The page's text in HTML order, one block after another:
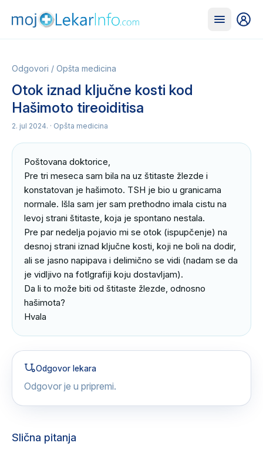
Odgovori / Opšta medicina
Otok iznad ključne kosti kod
Hašimoto tireoiditisa
2. jul 2024. · Opšta medicina
Poštovana doktorice,
Pre tri meseca sam bila na uz štitaste žlezde i
konstatovan je hašimoto. TSH je bio u granicama
normale. Išla sam jer sam prethodno imala cistu na
levoj strani štitaste, koja je spontano nestala.
Pre par nedelja pojavio mi se otok (ispupčenje) na
desnoj strani iznad ključne kosti, koji ne boli na dodir,
ali se jasno napipava i delimično se vidi (nadam se da
je vidljivo na fotlgrafiji koju dostavljam).
Da li to može biti od štitaste žlezde, odnosno
hašimota?
Hvala
Odgovor lekara
Odgovor je u pripremi.
Slična pitanja